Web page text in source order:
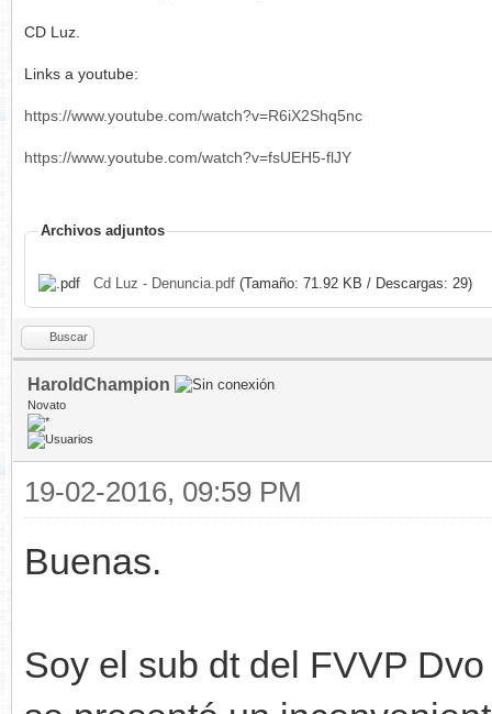
CD Luz.
Links a youtube:
https://www.youtube.com/watch?v=R6iX2Shq5nc
https://www.youtube.com/watch?v=fsUEH5-flJY
Archivos adjuntos
Cd Luz - Denuncia.pdf (Tamaño: 71.92 KB / Descargas: 29)
Buscar
HaroldChampion
Novato
19-02-2016, 09:59 PM
Buenas.
Soy el sub dt del FVVP